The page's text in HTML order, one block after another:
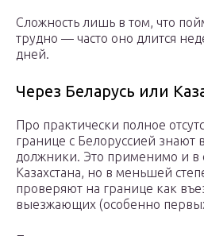
Сложность лишь в том, что
трудно — часто оно длится
дней.
Через Беларусь или
Про практически полное
границе с Белоруссией знают
должники. Это применимо и
Казахстана, но в меньшей
проверяют на границе как
выезжающих (особенно